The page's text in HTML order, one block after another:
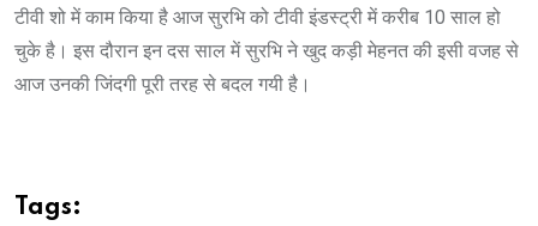
टीवी शो में काम किया है आज सुरभि को टीवी इंडस्ट्री में करीब 10 साल हो
चुके है। इस दौरान इन दस साल में सुरभि ने खुद कड़ी मेहनत की इसी वजह से
आज उनकी जिंदगी पूरी तरह से बदल गयी है।
Tags: